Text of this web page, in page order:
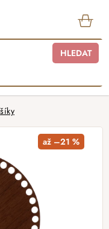
HLEDAT
až –21 %